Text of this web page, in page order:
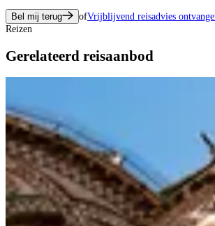
Bel mij terug ofVrijblijvend reisadvies
Reizen
Gerelateerd reisaanbod